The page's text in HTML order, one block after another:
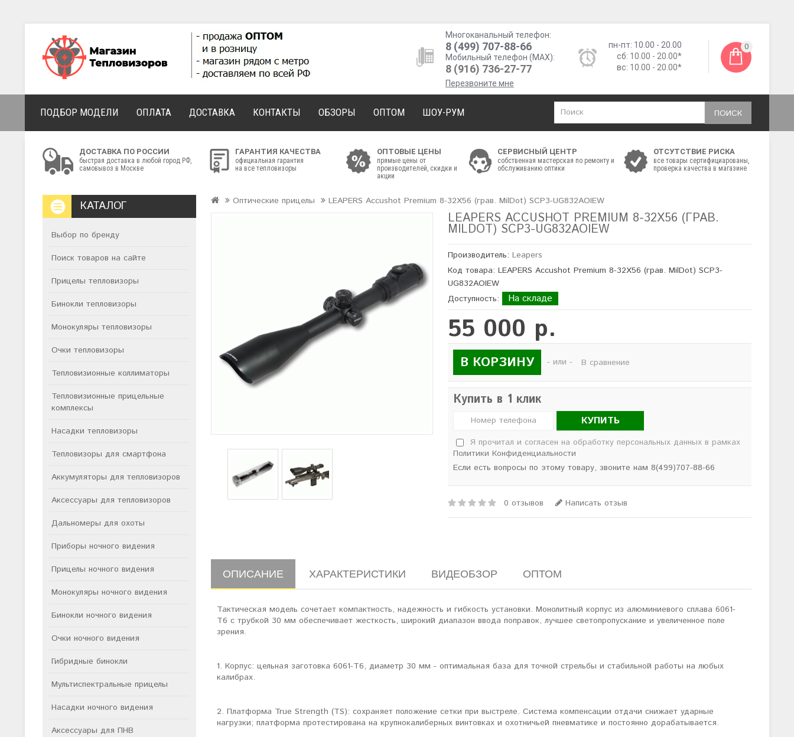
Многоканальный телефон:
8 (499) 707-88-66
Мобильный телефон (MAX):
8 (916) 736-27-77
Перезвоните мне
пн-пт: 10.00 - 20.00
сб: 10.00 - 20.00*
вс: 10.00 - 20.00*
0
ПОИСК
ПОДБОР МОДЕЛИ ОПЛАТА ДОСТАВКА КОНТАКТЫ ОБЗОРЫ ОПТОМ ШОУ-РУМ
ДОСТАВКА ПО РОССИИ
быстрая доставка в любой город РФ,
самовывоз в Москве
ГАРАНТИЯ КАЧЕСТВА
официальная гарантия
на все тепловизоры
ОПТОВЫЕ ЦЕНЫ
прямые цены от
производителей, скидки и
акции
СЕРВИСНЫЙ ЦЕНТР
собственная мастерская по ремонту и
обслуживанию оптики
ОТСУТСТВИЕ РИСКА
все товары сертифициарованы,
проверка качества в магазине
КАТАЛОГ
Выбор по бренду
Поиск товаров на сайте
Прицелы тепловизоры
Бинокли тепловизоры
Монокуляры тепловизоры
Очки тепловизоры
Тепловизионные коллиматоры
Тепловизионные прицельные
комплексы
Насадки тепловизоры
Тепловизоры для смартфона
Аккумуляторы для тепловизоров
Аксессуары для тепловизоров
Дальномеры для охоты
Приборы ночного видения
Прицелы ночного видения
Монокуляры ночного видения
Бинокли ночного видения
Очки ночного видения
Гибридные бинокли
Мультиспектральные прицелы
Насадки ночного видения
Аксессуары для ПНВ
Оптические прицелы LEAPERS Accushot Premium 8-32X56 (грав. MilDot) SCP3-UG832AOIEW
LEAPERS ACCUSHOT PREMIUM 8-32X56 (ГРАВ.
MILDOT) SCP3-UG832AOIEW
Производитель:Leapers
Код товара: LEAPERS Accushot Premium 8-32X56 (грав. MilDot) SCP3-
UG832AOIEW
Доступность:
На складе
55 000 р.
В КОРЗИНУ - или - В сравнение
Купить в 1 клик
КУПИТЬ
Я прочитал и согласен на обработку персональных данных в рамках
Политики Конфиденциальности
Если есть вопросы по этому товару, звоните нам 8(499)707-88-66
0 отзывов Написать отзыв
ОПИСАНИЕ ХАРАКТЕРИСТИКИ ВИДЕОБЗОР ОПТОМ
Тактическая модель сочетает компактность, надежность и гибкость установки. Монолитный корпус из алюминиевого сплава 6061-
T6 с трубкой 30 мм обеспечивает жесткость, широкий диапазон ввода поправок, лучшее светопропускание и увеличенное поле
зрения.
1. Корпус: цельная заготовка 6061-T6, диаметр 30 мм - оптимальная база для точной стрельбы и стабильной работы на любых
калибрах.
2. Платформа True Strength (TS): сохраняет положение сетки при выстреле. Система компенсации отдачи снижает ударные
нагрузки; платформа протестирована на крупнокалиберных винтовках и охотничьей пневматике и постоянно дорабатывается.